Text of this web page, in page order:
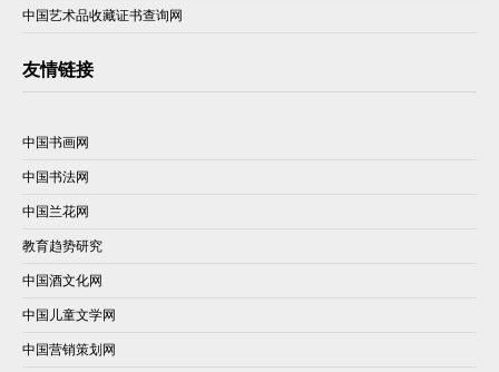
中国艺术品收藏证书查询网
友情链接
中国书画网
中国书法网
中国兰花网
教育趋势研究
中国酒文化网
中国儿童文学网
中国营销策划网